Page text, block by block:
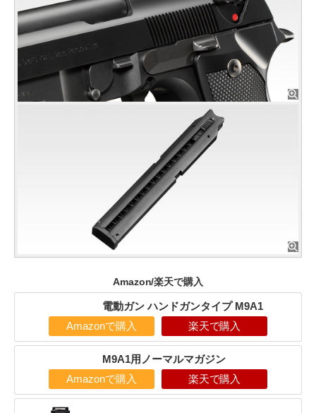
Amazon/楽天で購入
電動ガン ハンドガンタイプ M9A1
Amazonで購入 楽天で購入
M9A1用ノーマルマガジン
Amazonで購入 楽天で購入